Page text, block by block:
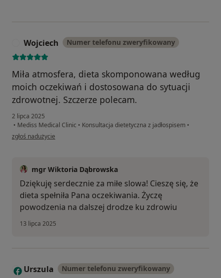
Wojciech Numer telefonu zweryfikowany
Miła atmosfera, dieta skomponowana według
moich oczekiwań i dostosowana do sytuacji
zdrowotnej. Szczerze polecam.
2 lipca 2025
• Mediss Medical Clinic • Konsultacja dietetyczna z jadłospisem •
w opinii użytkownika Wojciech
zgłoś nadużycie
mgr Wiktoria Dąbrowska
Dziękuję serdecznie za miłe slowa! Cieszę się, że
dieta spełniła Pana oczekiwania. Życzę
powodzenia na dalszej drodze ku zdrowiu
13 lipca 2025
U Urszula Numer telefonu zweryfikowany